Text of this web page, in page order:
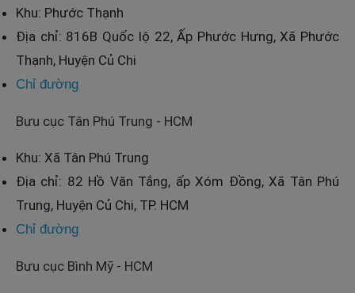
Khu: Phước Thạnh
Địa chỉ: 816B Quốc lộ 22, Ấp Phước Hưng, Xã Phước
Thạnh, Huyện Củ Chi
Chỉ đường
Bưu cục Tân Phú Trung - HCM
Khu: Xã Tân Phú Trung
Địa chỉ: 82 Hồ Văn Tắng, ấp Xóm Đồng, Xã Tân Phú
Trung, Huyện Củ Chi, TP. HCM
Chỉ đường
Bưu cục Bình Mỹ - HCM